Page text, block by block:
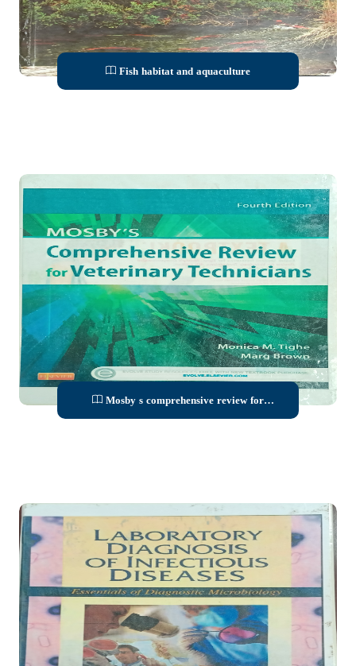
Fish habitat and aquaculture
Mosby s comprehensive review for
veterinary technicians